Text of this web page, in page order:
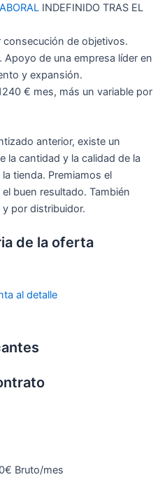
INDEFINIDO TRAS EL
de objetivos.
de una empresa líder en
y expansión.
€ mes, más un variable por
anterior, existe un
la cantidad y la calidad de la
tienda. Premiamos el
buen resultado. También
por distribuidor.
de la oferta
al detalle
Bruto/mes